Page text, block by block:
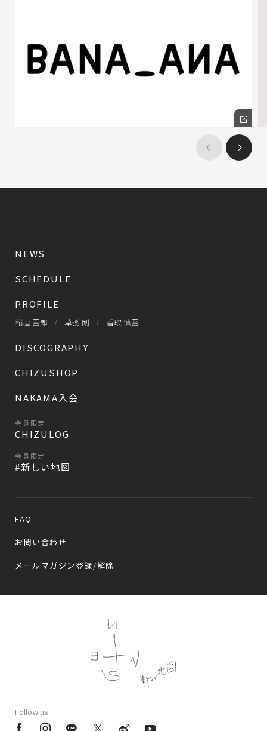
NEWS
SCHEDULE
PROFILE
稲垣 吾郎 草彅 剛 香取 慎吾
DISCOGRAPHY
CHIZUSHOP
NAKAMA入会
会員限定
CHIZULOG
会員限定
#新しい地図
FAQ
お問い合わせ
メールマガジン登録/解除
Follow us